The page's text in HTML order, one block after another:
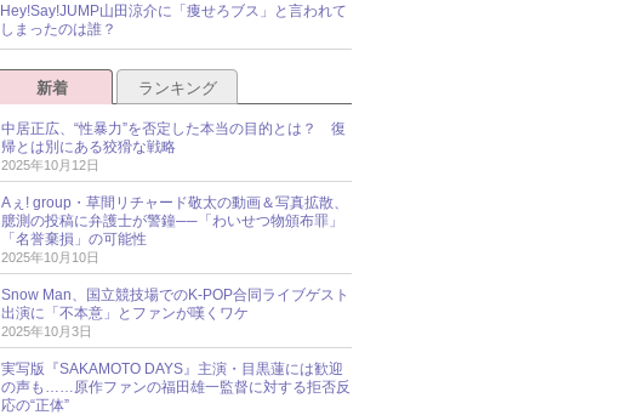
Hey!Say!JUMP山田涼介に「痩せろブス」と言われて
しまったのは誰？
新着 ランキング
中居正広、“性暴力”を否定した本当の目的とは？ 復
帰とは別にある狡猾な戦略
2025年10月12日
Aぇ! group・草間リチャード敬太の動画＆写真拡散、
臆測の投稿に弁護士が警鐘──「わいせつ物頒布罪」
「名誉棄損」の可能性
2025年10月10日
Snow Man、国立競技場でのK-POP合同ライブゲスト
出演に「不本意」とファンが嘆くワケ
2025年10月3日
実写版『SAKAMOTO DAYS』主演・目黒蓮には歓迎
の声も……原作ファンの福田雄一監督に対する拒否反
応の“正体”